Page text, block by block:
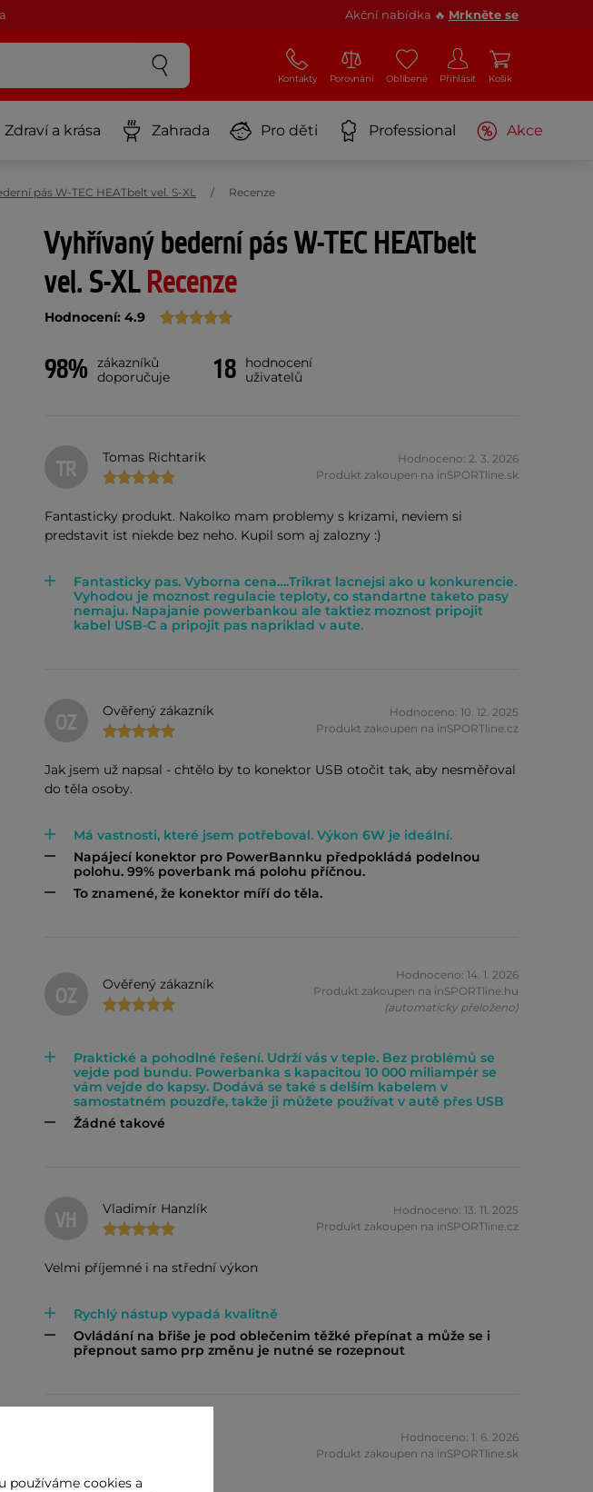
Akční nabídka 🔥 Mrkněte se
Kontakty Porovnání Oblíbené Přihlásit Košík
Zdraví a krása Zahrada Pro děti Professional Akce
pás W-TEC HEATbelt vel. S-XL Recenze
Vyhřívaný bederní pás W-TEC HEATbelt
vel. S-XLRecenze
Hodnocení: 4.9
98% zákazníků
doporučuje
18
hodnocení
uživatelů
TR Tomas Richtarik
Hodnoceno: 2. 3. 2026
Produkt zakoupen na inSPORTline.sk
Fantasticky produkt. Nakolko mam problemy s krizami, neviem si
predstavit ist niekde bez neho. Kupil som aj zalozny :)
Fantasticky pas. Vyborna cena….Trikrat lacnejsi ako u konkurencie.
Vyhodou je moznost regulacie teploty, co standartne taketo pasy
nemaju. Napajanie powerbankou ale taktiez moznost pripojit
kabel USB-C a pripojit pas napriklad v aute.
OZ Ověřený zákazník
Hodnoceno: 10. 12. 2025
Produkt zakoupen na inSPORTline.cz
Jak jsem už napsal - chtělo by to konektor USB otočit tak, aby nesměřoval
do těla osoby.
Má vastnosti, které jsem potřeboval. Výkon 6W je ideální.
Napájecí konektor pro PowerBannku předpokládá podelnou
polohu. 99% poverbank má polohu příčnou.
To znamené, že konektor míří do těla.
OZ Ověřený zákazník
Hodnoceno: 14. 1. 2026
Produkt zakoupen na inSPORTline.hu
(automaticky přeloženo)
Praktické a pohodlné řešení. Udrží vás v teple. Bez problémů se
vejde pod bundu. Powerbanka s kapacitou 10 000 miliampér se
vám vejde do kapsy. Dodává se také s delším kabelem v
samostatném pouzdře, takže ji můžete používat v autě přes USB
Žádné takové
VH Vladimír Hanzlík
Hodnoceno: 13. 11. 2025
Produkt zakoupen na inSPORTline.cz
Velmi příjemné i na střední výkon
Rychlý nástup vypadá kvalitně
Ovládání na břiše je pod oblečenim těžké přepínat a může se i
přepnout samo prp změnu je nutné se rozepnout
Hodnoceno: 1. 6. 2026
Produkt zakoupen na inSPORTline.sk
používáme cookies a